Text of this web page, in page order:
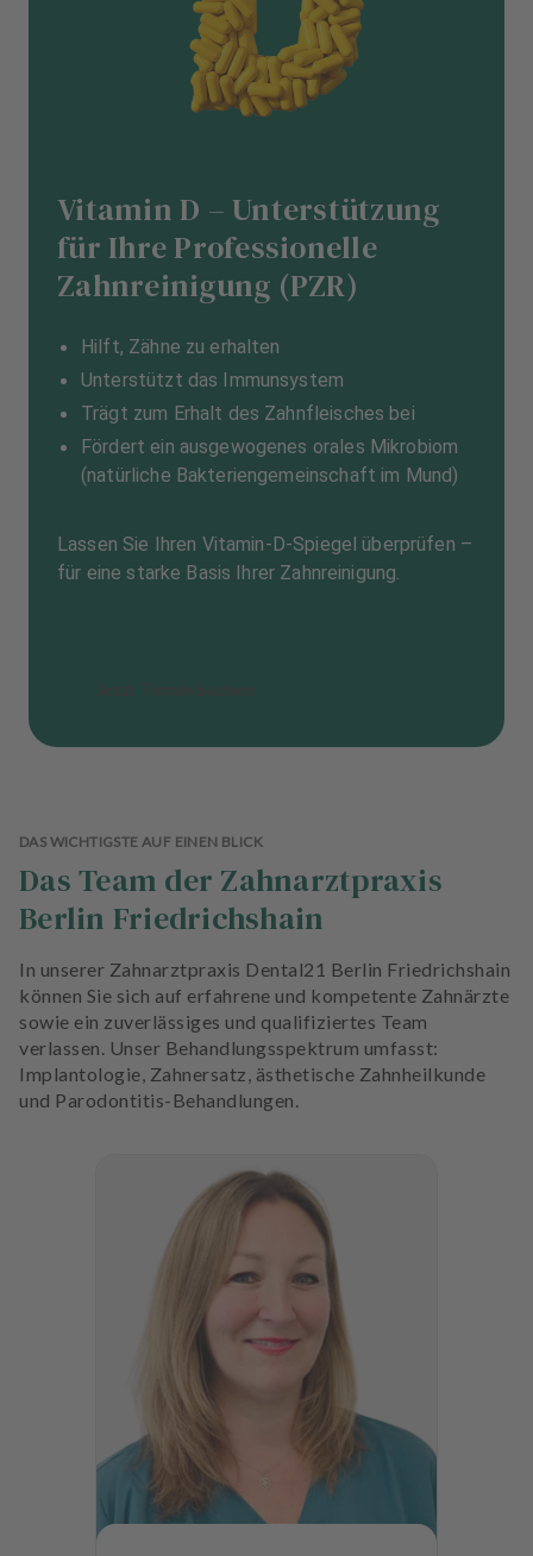
Vitamin D – Unterstützung
für Ihre Professionelle
Zahnreinigung (PZR)
Hilft, Zähne zu erhalten
Unterstützt das Immunsystem
Trägt zum Erhalt des Zahnfleisches bei
Fördert ein ausgewogenes orales Mikrobiom
(natürliche Bakteriengemeinschaft im Mund)
Lassen Sie Ihren Vitamin-D-Spiegel überprüfen –
für eine starke Basis Ihrer Zahnreinigung.
DAS WICHTIGSTE AUF EINEN BLICK
Das Team der Zahnarztpraxis
Berlin Friedrichshain
In unserer Zahnarztpraxis Dental21 Berlin Friedrichshain
können Sie sich auf erfahrene und kompetente Zahnärzte
sowie ein zuverlässiges und qualifiziertes Team
verlassen. Unser Behandlungsspektrum umfasst:
Implantologie, Zahnersatz, ästhetische Zahnheilkunde
und Parodontitis-Behandlungen.